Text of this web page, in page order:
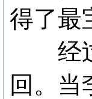
得了最
经过
回。当